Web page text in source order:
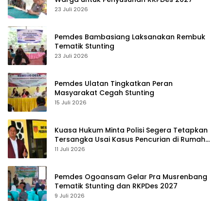
23 Juli 2026
Pemdes Bambasiang Laksanakan Rembuk
Tematik Stunting
23 Juli 2026
Pemdes Ulatan Tingkatkan Peran
Masyarakat Cegah Stunting
15 Juli 2026
Kuasa Hukum Minta Polisi Segera Tetapkan
Tersangka Usai Kasus Pencurian di Rumah
Anggota Dewan Bantul di Sigi Naik
11 Juli 2026
Pemdes Ogoansam Gelar Pra Musrenbang
Tematik Stunting dan RKPDes 2027
9 Juli 2026